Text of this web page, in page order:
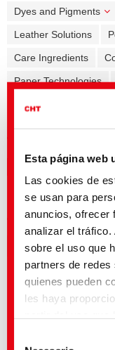
Esta página web
Las cookies de
se usan para
anuncios, ofrecer
analizar el
sobre el uso que
partners de
quienes pueden
les haya
Dyes and Pigments
Leather Solutions
Care Ingredients
Paper Technologies
Formulation additives
Mining Solutions
Generalmente
Auxiliares para fibras
Título inglés
ZDHC ChemCheck
Auxiliaries
ColorFinder | Info
Polyamide Excellence |